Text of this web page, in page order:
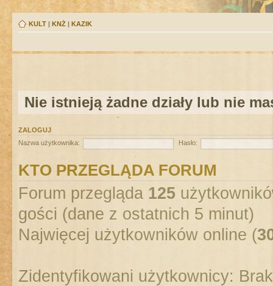
KULT | KNŻ | KAZIK
Nie istnieją żadne działy lub nie
ZALOGUJ
Nazwa użytkownika:
Hasło:
KTO PRZEGLĄDA FORUM
Forum przegląda 125
gości (dane z ostatnich 5 minut)
Najwięcej użytkowników online (
Zidentyfikowani użytkownicy: